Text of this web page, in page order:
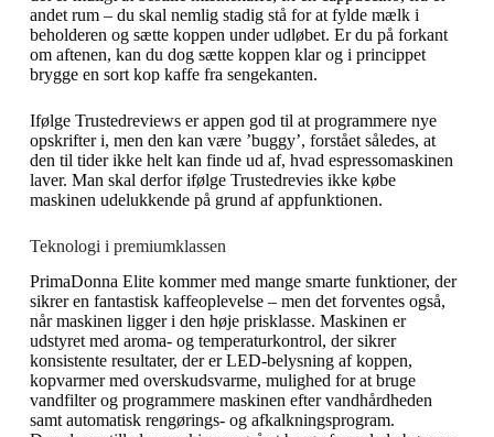
andet rum – du skal nemlig stadig stå for at fylde mælk i
beholderen og sætte koppen under udløbet. Er du på forkant
om aftenen, kan du dog sætte koppen klar og i princippet
brygge en sort kop kaffe fra sengekanten.
Ifølge Trustedreviews er appen god til at programmere nye
opskrifter i, men den kan være ’buggy’, forstået således, at
den til tider ikke helt kan finde ud af, hvad espressomaskinen
laver. Man skal derfor ifølge Trustedrevies ikke købe
maskinen udelukkende på grund af appfunktionen.
Teknologi i premiumklassen
PrimaDonna Elite kommer med mange smarte funktioner, der
sikrer en fantastisk kaffeoplevelse – men det forventes også,
når maskinen ligger i den høje prisklasse. Maskinen er
udstyret med aroma- og temperaturkontrol, der sikrer
konsistente resultater, der er LED-belysning af koppen,
kopvarmer med overskudsvarme, mulighed for at bruge
vandfilter og programmere maskinen efter vandhårdheden
samt automatisk rengørings- og afkalkningsprogram.